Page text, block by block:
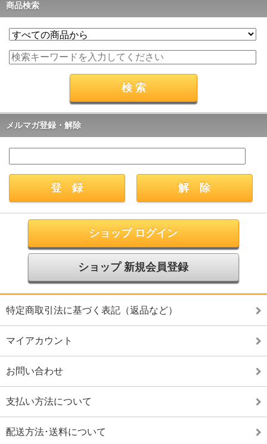
商品検索
メルマガ登録・解除
ショップ ログイン
ショップ 新規会員登録
特定商取引法に基づく表記（返品など）
マイアカウント
お問い合わせ
支払い方法について
配送方法･送料について